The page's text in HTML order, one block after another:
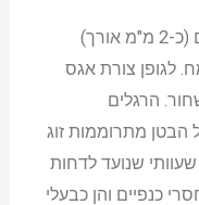
כנימות העלה הן חרקים קטנים ורכים (כ-2 מ"מ אורך)
לגופן צורת אגס
הרגלים
מתרוממות זוג
שנועד לדחות
כנפיים והן כבעלי